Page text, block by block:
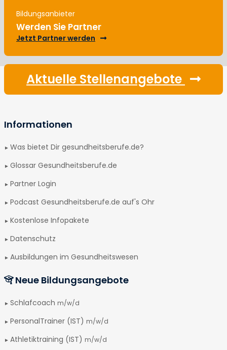
Bildungsanbieter
Werden Sie Partner
Jetzt Partner werden
Aktuelle Stellenangebote
Informationen
Was bietet Dir gesundheitsberufe.de?
Glossar Gesundheitsberufe.de
Partner Login
Podcast Gesundheitsberufe.de auf's Ohr
Kostenlose Infopakete
Datenschutz
Ausbildungen im Gesundheitswesen
Neue Bildungsangebote
Schlafcoach m/w/d
PersonalTrainer (IST) m/w/d
Athletiktraining (IST) m/w/d